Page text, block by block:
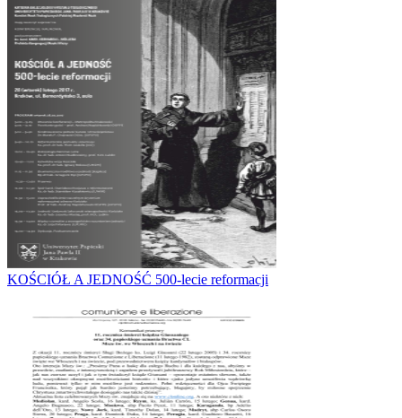
KOŚCIÓŁ A JEDNOŚĆ 500-lecie reformacji